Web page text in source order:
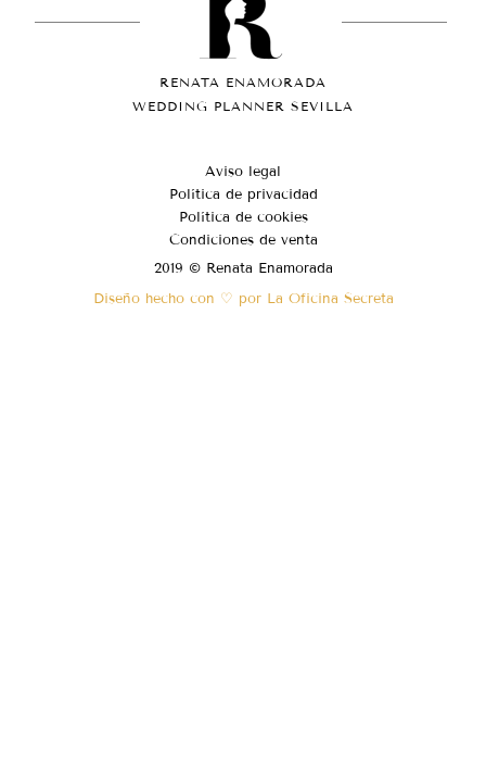
RENATA ENAMORADA
WEDDING PLANNER SEVILLA
Aviso legal
Política de privacidad
Política de cookies
Condiciones de venta
2019 © Renata Enamorada
Diseño hecho con ♡ por La Oficina Secreta